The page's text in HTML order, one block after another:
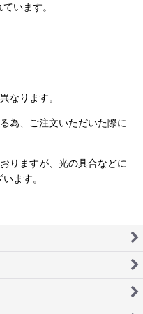
います。
なります。
為、ご注文いただいた際に
りますが、光の具合などに
ます。